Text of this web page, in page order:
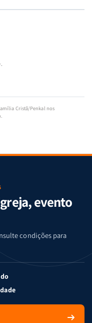
Cristã/Penkal nos
evento
condições para